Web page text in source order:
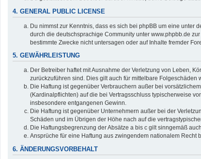
4. GENERAL PUBLIC LICENSE
Du nimmst zur Kenntnis, dass es sich bei phpBB um eine unter
durch die deutschsprachige Community unter www.phpbb.de
bestimmte Zwecke nicht untersagen oder auf Inhalte fremder
5. GEWÄHRLEISTUNG
Der Betreiber haftet mit Ausnahme der Verletzung von Leben,
zurückzuführen sind. Dies gilt auch für mittelbare
Die Haftung ist gegenüber Verbrauchern außer bei
(Kardinalpflichten) auf die bei Vertragsschluss typischerweise
insbesondere entgangenen Gewinn.
Die Haftung ist gegenüber Unternehmern außer bei der
Schäden und im Übrigen der Höhe nach auf die
Die Haftungsbegrenzung der Absätze a bis c gilt sinngemäß
Ansprüche für eine Haftung aus zwingendem nationalem Recht
6. ÄNDERUNGSVORBEHALT